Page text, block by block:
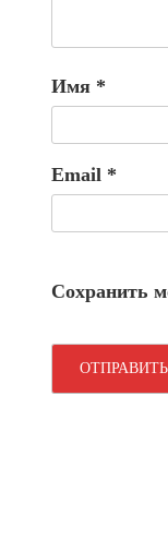
Имя *
Email *
Сохранить